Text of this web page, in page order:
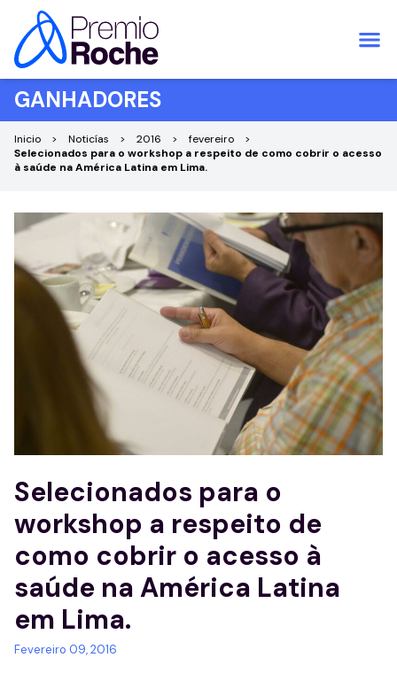
Pular para o conteúdo
GANHADORES
Inicio Noticías 2016
fevereiro
Selecionados para o workshop a respeito de como cobrir o acesso
à saúde na América Latina em Lima.
Selecionados para o
workshop a respeito de
como cobrir o acesso à
saúde na América Latina
em Lima.
Fevereiro 09, 2016